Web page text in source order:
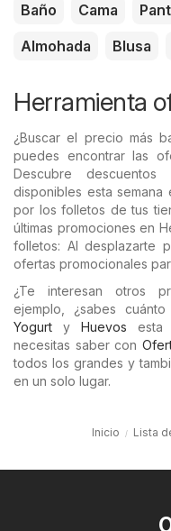
Baño Cama
Almohada
Blusa
Herramienta
¿Buscar el precio más
puedes encontrar las
Descubre descuentos
disponibles esta semana
por los folletos de tus
últimas promociones en
folletos: Al desplazarte
ofertas promocionales
¿Te interesan otros
ejemplo, ¿sabes
Yogurt y Huevos esta
necesitas saber con
todos los grandes y
en un solo lugar.
Inicio Lista